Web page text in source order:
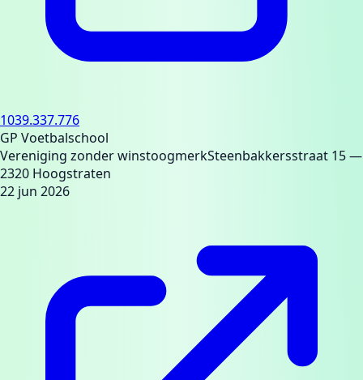
1039.337.776
GP Voetbalschool
Vereniging zonder winstoogmerkSteenbakkersstraat 15—
2320 Hoogstraten
22 jun 2026